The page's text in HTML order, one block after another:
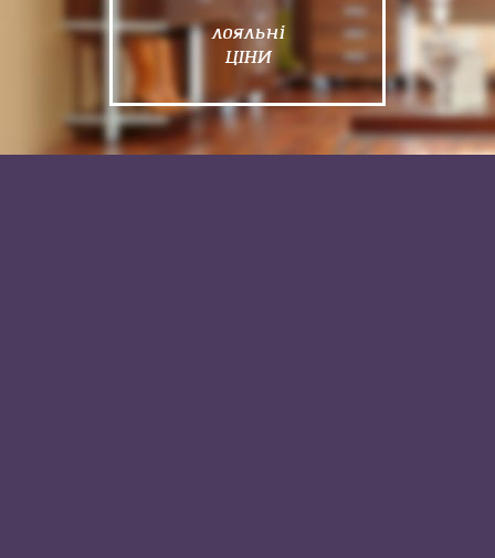
лояльні
ЦІНИ